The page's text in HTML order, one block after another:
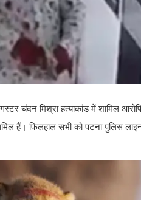
चंदन मिश्रा हत्याकांड में शामिल
हैं। फिलहाल सभी को पटना पुलिस